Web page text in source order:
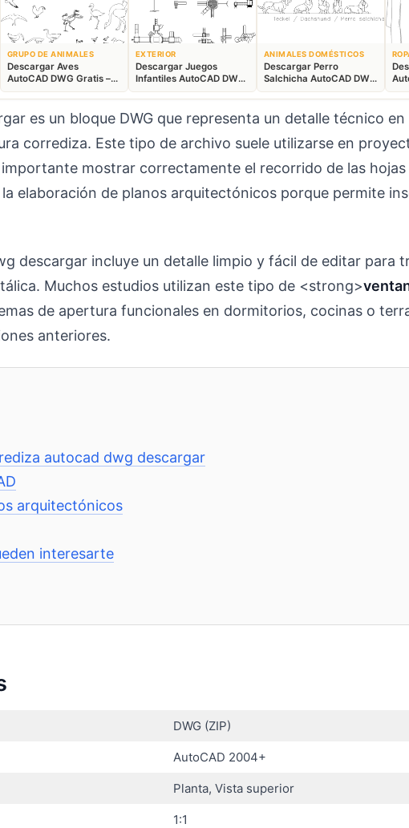
GRUPO DE ANIMALES
Descargar Aves
AutoCAD DWG Gratis –
Bloques Animales 2D
EXTERIOR
Descargar Juegos
Infantiles AutoCAD DWG
Gratis – Parque 2D
ANIMALES DOMÉSTICOS
Descargar Perro
Salchicha AutoCAD DWG
Gratis – Bloque 2D
es un bloque DWG que representa un detalle técnico
corrediza. Este tipo de archivo suele utilizarse en
mostrar correctamente el recorrido de las
elaboración de planos arquitectónicos porque permite
descargar incluye un detalle limpio y fácil de editar para
Muchos estudios utilizan este tipo de <strong>
de apertura funcionales en dormitorios, cocinas o
anteriores.
autocad dwg descargar
arquitectónicos
interesarte
DWG (ZIP)
AutoCAD 2004+
Planta, Vista superior
1:1